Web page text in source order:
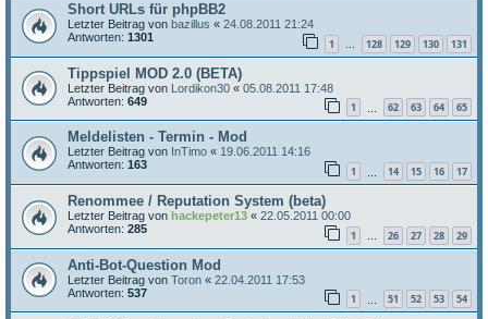
Short URLs für phpBB2
Letzter Beitrag von bazillus « 24.08.2011 21:24
Antworten: 1301 1 … 128 129 130 131
Tippspiel MOD 2.0 (BETA)
Letzter Beitrag von Lordikon30 « 05.08.2011 17:48
Antworten: 649 1 62 63 64 65
Meldelisten - Termin - Mod
Letzter Beitrag von InTimo « 19.06.2011 14:16
Antworten: 163 1 14 15 16 17
Renommee / Reputation System (beta)
Letzter Beitrag von hackepeter13 « 22.05.2011 00:00
Antworten: 285 1 … 26 27 28 29
Anti-Bot-Question Mod
Letzter Beitrag von Toron « 22.04.2011 17:53
Antworten: 537 1 51 52 53 54